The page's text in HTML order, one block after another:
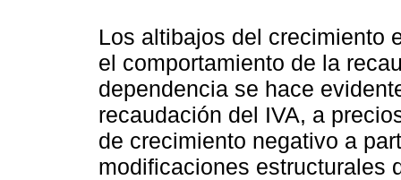
Los altibajos del crecimiento
el comportamiento de la
dependencia se hace
recaudación del IVA, a
de crecimiento negativo a
modificaciones estructurales